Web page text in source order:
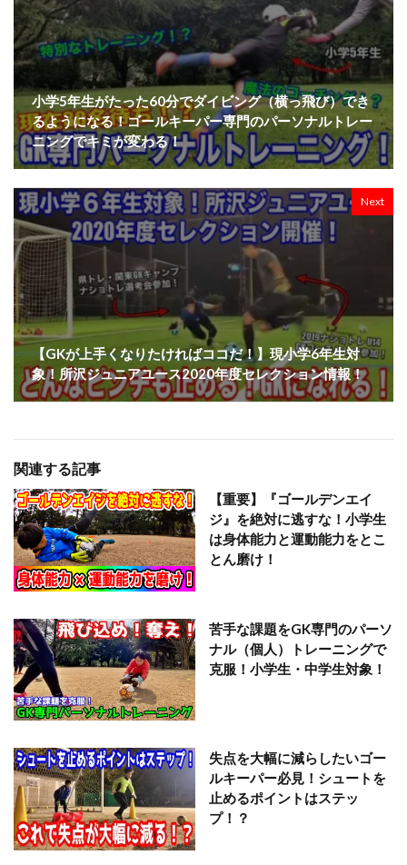
小学5年生がたった60分でダイビング（横っ飛び）でき
るようになる！ゴールキーパー専門のパーソナルトレー
ニングでキミが変わる！
Next
【GKが上手くなりたければココだ！】現小学6年生対
象！所沢ジュニアユース2020年度セレクション情報！
関連する記事
【重要】『ゴールデンエイ
ジ』を絶対に逃すな！小学生
は身体能力と運動能力をとこ
とん磨け！
苦手な課題をGK専門のパーソ
ナル（個人）トレーニングで
克服！小学生・中学生対象！
失点を大幅に減らしたいゴー
ルキーパー必見！シュートを
止めるポイントはステッ
プ！？